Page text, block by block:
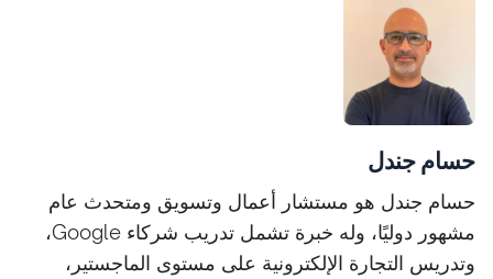
حسام جندل
حسام جندل هو مستشار أعمال وتسويق ومتحدث عام
مشهور دوليًا، وله خبرة تشمل تدريب شركاء Google،
وتدريس التجارة الإلكترونية على مستوى الماجستير،